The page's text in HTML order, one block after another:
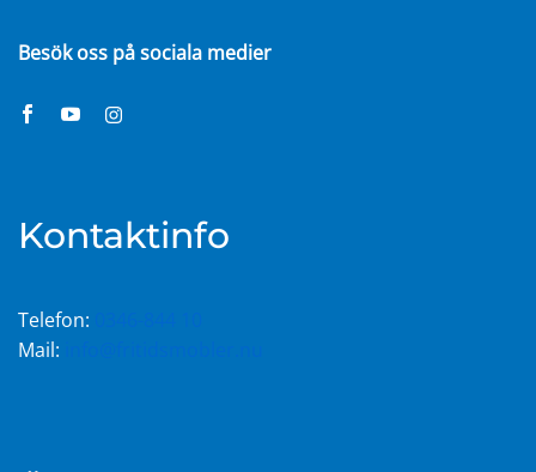
Besök oss på sociala medier
Kontaktinfo
Telefon:
Mail: